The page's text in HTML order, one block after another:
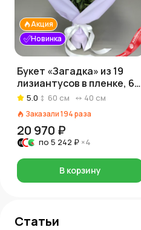
Новинка
Акция
Букет «Загадка» из 19
лизиантусов в пленке, 60
см5.0 60 см 40 см
Заказали194раза
20 970 ₽
по 5 242 ₽ ×4
В корзину
Статьи